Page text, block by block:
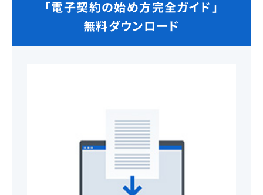
「電子契約の始め方完全ガイド」
無料ダウンロード